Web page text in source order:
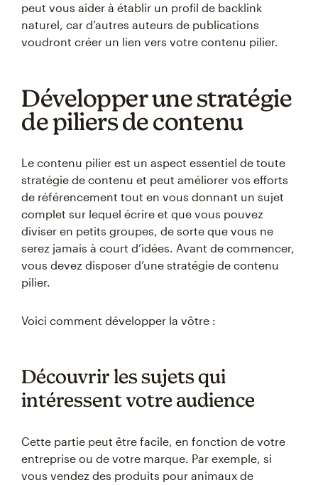
peut vous aider à établir un profil de backlink
naturel, car d’autres auteurs de publications
voudront créer un lien vers votre contenu pilier.
Développer une stratégie
de piliers de contenu
Le contenu pilier est un aspect essentiel de toute
stratégie de contenu et peut améliorer vos efforts
de référencement tout en vous donnant un sujet
complet sur lequel écrire et que vous pouvez
diviser en petits groupes, de sorte que vous ne
serez jamais à court d’idées. Avant de commencer,
vous devez disposer d’une stratégie de contenu
pilier.
Voici comment développer la vôtre :
Découvrir les sujets qui
intéressent votre audience
Cette partie peut être facile, en fonction de votre
entreprise ou de votre marque. Par exemple, si
vous vendez des produits pour animaux de